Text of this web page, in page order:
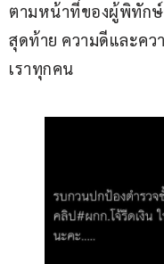
ตามหน้าที่ของผู้พิทัก
สุดท้าย ความดีและคว
เราทุกคน